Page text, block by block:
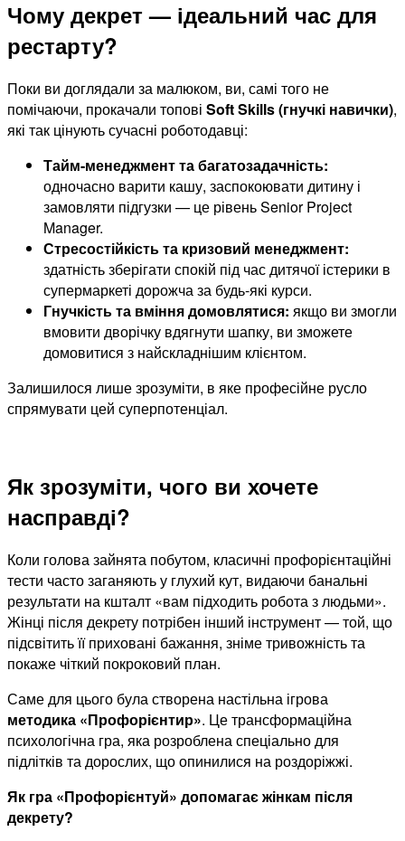
Чому декрет — ідеальний час для
рестарту?
Поки ви доглядали за малюком, ви, самі того не
помічаючи, прокачали топові Soft Skills (гнучкі навички),
які так цінують сучасні роботодавці:
Тайм-менеджмент та багатозадачність:
одночасно варити кашу, заспокоювати дитину і
замовляти підгузки — це рівень Senior Project
Manager.
Стресостійкість та кризовий менеджмент:
здатність зберігати спокій під час дитячої істерики в
супермаркеті дорожча за будь-які курси.
Гнучкість та вміння домовлятися: якщо ви змогли
вмовити дворічку вдягнути шапку, ви зможете
домовитися з найскладнішим клієнтом.
Залишилося лише зрозуміти, в яке професійне русло
спрямувати цей суперпотенціал.
Як зрозуміти, чого ви хочете
насправді?
Коли голова зайнята побутом, класичні профорієнтаційні
тести часто заганяють у глухий кут, видаючи банальні
результати на кшталт «вам підходить робота з людьми».
Жінці після декрету потрібен інший інструмент — той, що
підсвітить її приховані бажання, зніме тривожність та
покаже чіткий покроковий план.
Саме для цього була створена настільна ігрова
методика «Профорієнтир». Це трансформаційна
психологічна гра, яка розроблена спеціально для
підлітків та дорослих, що опинилися на роздоріжжі.
Як гра «Профорієнтуй» допомагає жінкам після
декрету?